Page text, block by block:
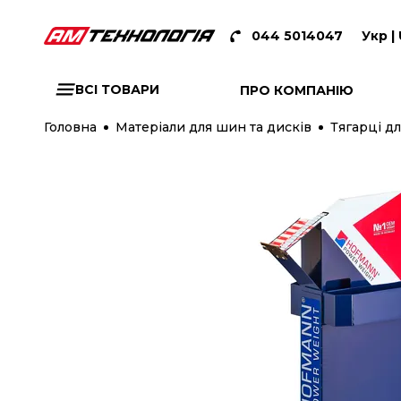
044 5014047 Укр |
ВСІ ТОВАРИ ПРО КОМПАНІЮ
Головна Матеріали для шин та дисків Тягарці